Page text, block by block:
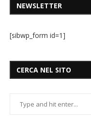
NEWSLETTER
[sibwp_form id=1]
CERCA NEL SITO